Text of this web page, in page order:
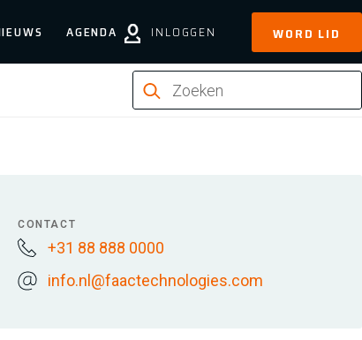
AGENDA INLOGGEN WORD LID
CONTACT
+31 88 888 0000
info.nl@faactechnologies.com